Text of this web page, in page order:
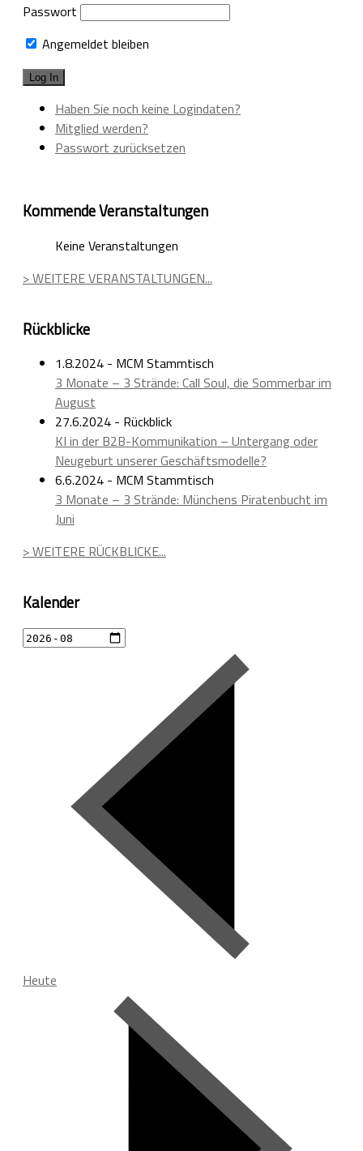
Passwort
Angemeldet bleiben
Haben Sie noch keine Logindaten?
Mitglied werden?
Passwort zurücksetzen
Kommende Veranstaltungen
Keine Veranstaltungen
> WEITERE VERANSTALTUNGEN...
Rückblicke
1.8.2024 - MCM Stammtisch
3 Monate – 3 Strände: Call Soul, die Sommerbar im
August
27.6.2024 - Rückblick
KI in der B2B-Kommunikation – Untergang oder
Neugeburt unserer Geschäftsmodelle?
6.6.2024 - MCM Stammtisch
3 Monate – 3 Strände: Münchens Piratenbucht im
Juni
> WEITERE RÜCKBLICKE...
Kalender
Heute